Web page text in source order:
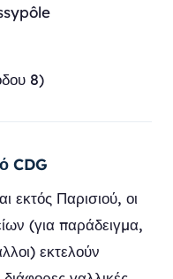
8)
CDG
εκτός Παρισιού, οι
(για παράδειγμα,
εκτελούν